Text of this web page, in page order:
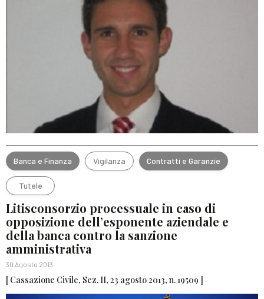
Banca e Finanza Vigilanza Contratti e Garanzie
Tutele
Litisconsorzio processuale in caso di
opposizione dell’esponente aziendale e
della banca contro la sanzione
amministrativa
30 Agosto 2013
[ Cassazione Civile, Sez. II, 23 agosto 2013, n. 19509 ]